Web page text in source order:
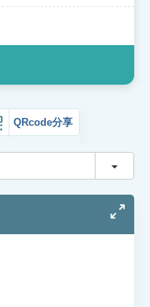
QRcode分享
切換